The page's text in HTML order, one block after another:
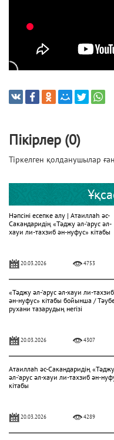
Пікірлер (0)
Тіркелген қолданушылар
Нәпсіні есепке алу | Атаиллаһ әс-
Сакандаридің «Тәджу әл-‘арус әл-
хауи ли-тахзиб ән-нуфус» кітабы
20.03.2026 4753
«Тәджу әл-‘арус әл-хауи ли-тахзиб
ән-нуфус» кітабы бойынша /
рухани тазарудың негізі
20.03.2026 4307
Атаиллаһ әс-Сакандаридің «Тәджу
әл-‘арус әл-хауи ли-тахзиб ән-
кітабы
20.03.2026 4289